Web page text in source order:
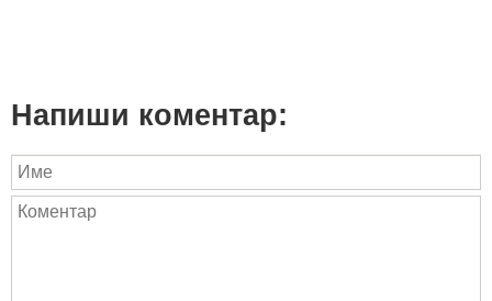
Напиши коментар: